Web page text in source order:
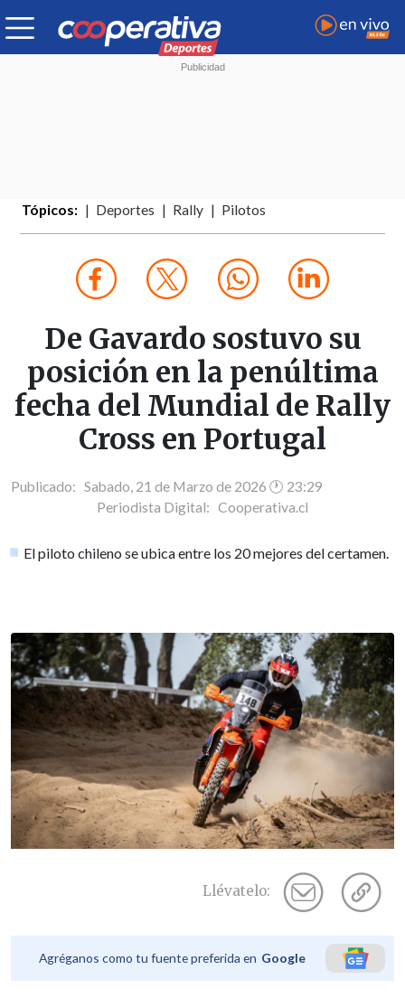
Tópicos: Deportes Rally Pilotos
De Gavardo sostuvo su
posición en la penúltima
fecha del Mundial de Rally
Cross en Portugal
Publicado: Sabado, 21 de Marzo de 2026 🕐 23:29
Periodista Digital: Cooperativa.cl
El piloto chileno se ubica entre los 20 mejores del certamen.
Llévatelo:
Agréganos como tu fuente preferida en Google